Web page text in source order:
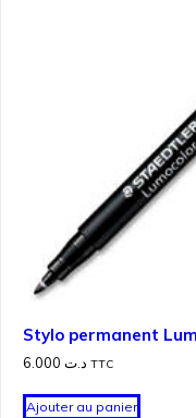
Stylo permanent
د.ت TTC
Ajouter au panier